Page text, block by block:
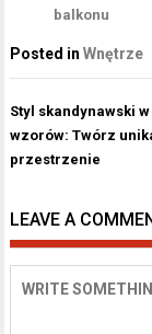
balkonu
Posted inWnętrze
Nawigacja
wpisu
Styl skandynawski
wzorów: Twórz
przestrzenie
LEAVE A